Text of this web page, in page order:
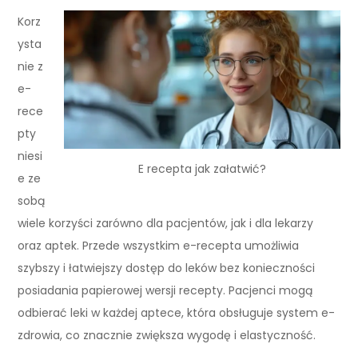
E recepta jak załatwić?
Korz
ysta
nie z
e-
rece
pty
niesi
e ze
sobą
wiele korzyści zarówno dla pacjentów, jak i dla lekarzy
oraz aptek. Przede wszystkim e-recepta umożliwia
szybszy i łatwiejszy dostęp do leków bez konieczności
posiadania papierowej wersji recepty. Pacjenci mogą
odbierać leki w każdej aptece, która obsługuje system e-
zdrowia, co znacznie zwiększa wygodę i elastyczność.